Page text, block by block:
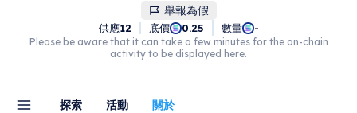
舉報為假
供應12 底價 0.25 數量 -
Please be aware that it can take a few minutes for the on-chain
activity to be displayed here.
探索 活動 關於